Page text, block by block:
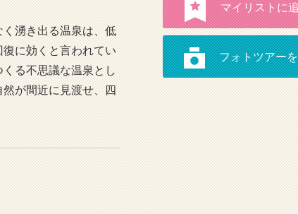
湧き出る温泉は、低
に効くと言われてい
る不思議な温泉とし
が間近に見渡せ、四